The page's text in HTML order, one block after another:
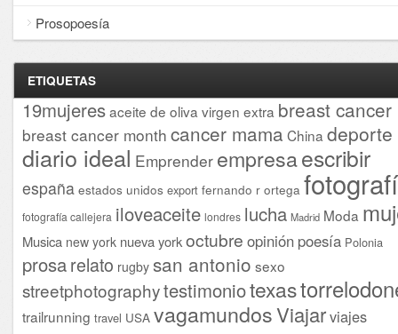
Prosopoesía
ETIQUETAS
19mujeresaceite de oliva virgen extra breast cancer
breast cancer month cancer mama China deporte
diario ideal Emprender empresaescribir
españa estados unidos export fernando r ortega
fotografía callejera iloveaceite londres lucha Madrid Moda
Musica new york nueva yorkoctubre opinión poesía Polonia
prosarelato rugby san antonio sexo
streetphotographytestimoniotexas
trailrunning travel USA vagamundosViajarviajes